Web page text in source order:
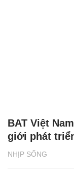
NHỊP SỐNG
BAT Việt
giới phát